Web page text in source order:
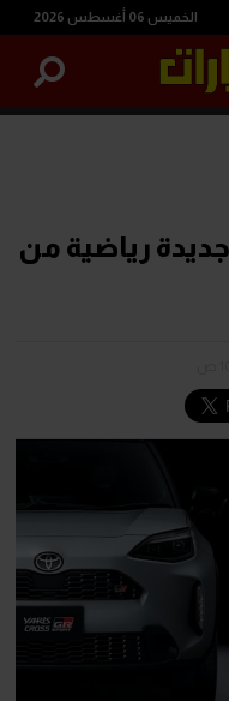
الخميس 06 أغسطس 2026
رياضية من